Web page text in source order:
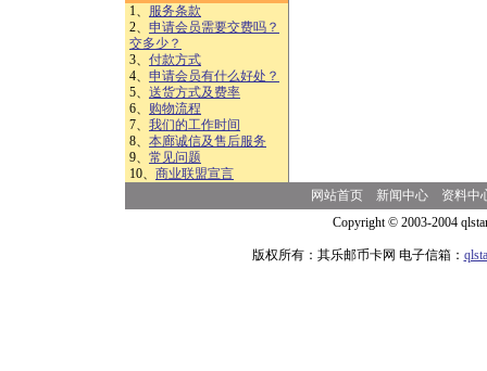
1、 服务条款
2、 申请会员需要交费吗？
交多少？
3、 付款方式
4、 申请会员有什么好处？
5、 送货方式及费率
6、 购物流程
7、 我们的工作时间
8、 本廊诚信及售后服务
9、 常见问题
10、 商业联盟宣言
网站首页 新闻中心
资料中
Copyright © 2003-2004
版权所有：其乐邮币卡网 电子信箱：